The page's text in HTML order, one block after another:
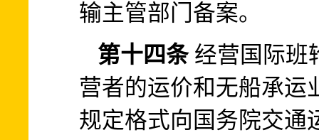
输主管部门备案。
第十四条 经营国际班
营者的运价和无船承运
规定格式向国务院交通